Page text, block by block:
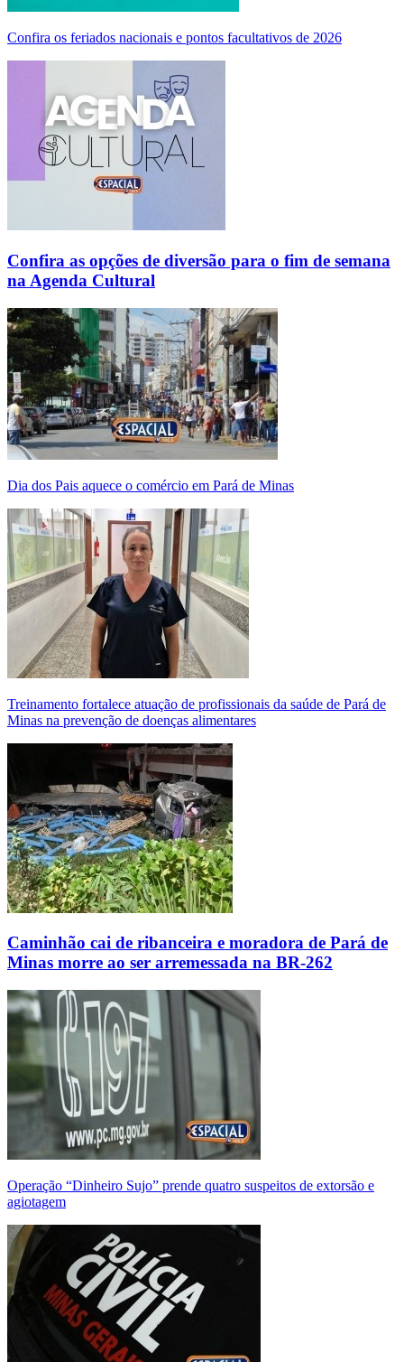
Confira os feriados nacionais e pontos facultativos de 2026
Confira as opções de diversão para o fim de semana
na Agenda Cultural
Dia dos Pais aquece o comércio em Pará de Minas
Treinamento fortalece atuação de profissionais da saúde de Pará de
Minas na prevenção de doenças alimentares
Caminhão cai de ribanceira e moradora de Pará de
Minas morre ao ser arremessada na BR-262
Operação “Dinheiro Sujo” prende quatro suspeitos de extorsão e
agiotagem